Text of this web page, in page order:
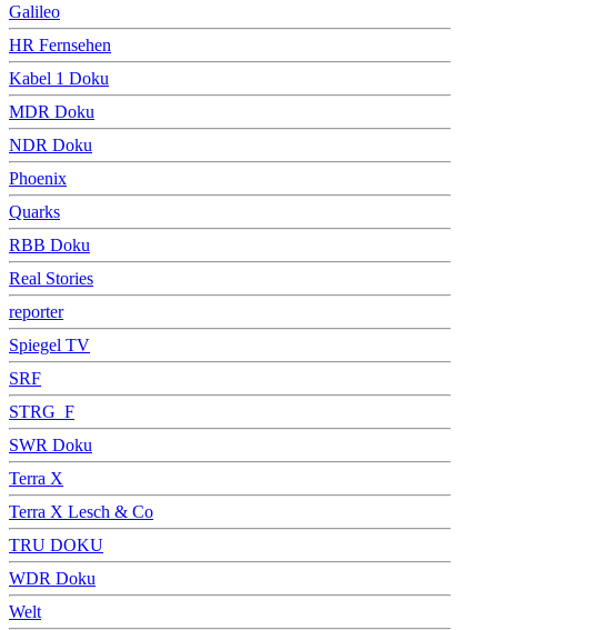
Galileo
HR Fernsehen
Kabel 1 Doku
MDR Doku
NDR Doku
Phoenix
Quarks
RBB Doku
Real Stories
reporter
Spiegel TV
SRF
STRG_F
SWR Doku
Terra X
Terra X Lesch & Co
TRU DOKU
WDR Doku
Welt